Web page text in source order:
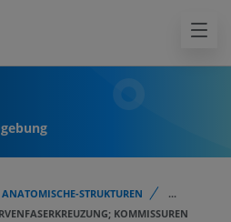
ANATOMISCHE-STRUKTUREN
...
KOMMISSUREN